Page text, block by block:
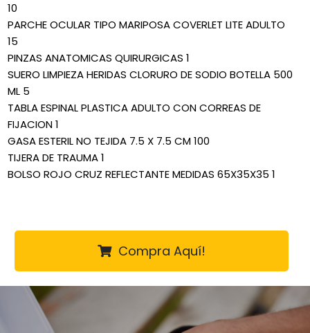
10
PARCHE OCULAR TIPO MARIPOSA COVERLET LITE ADULTO
15
PINZAS ANATOMICAS QUIRURGICAS 1
SUERO LIMPIEZA HERIDAS CLORURO DE SODIO BOTELLA 500
ML 5
TABLA ESPINAL PLASTICA ADULTO CON CORREAS DE
FIJACION 1
GASA ESTERIL NO TEJIDA 7.5 X 7.5 CM 100
TIJERA DE TRAUMA 1
BOLSO ROJO CRUZ REFLECTANTE MEDIDAS 65X35X35 1
Compra Aquí!